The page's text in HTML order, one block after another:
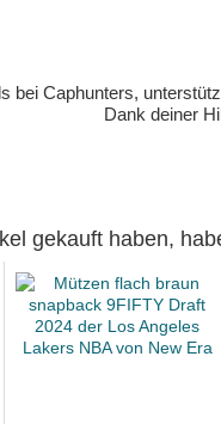
bei Caphunters,
Dank deiner
gekauft haben,